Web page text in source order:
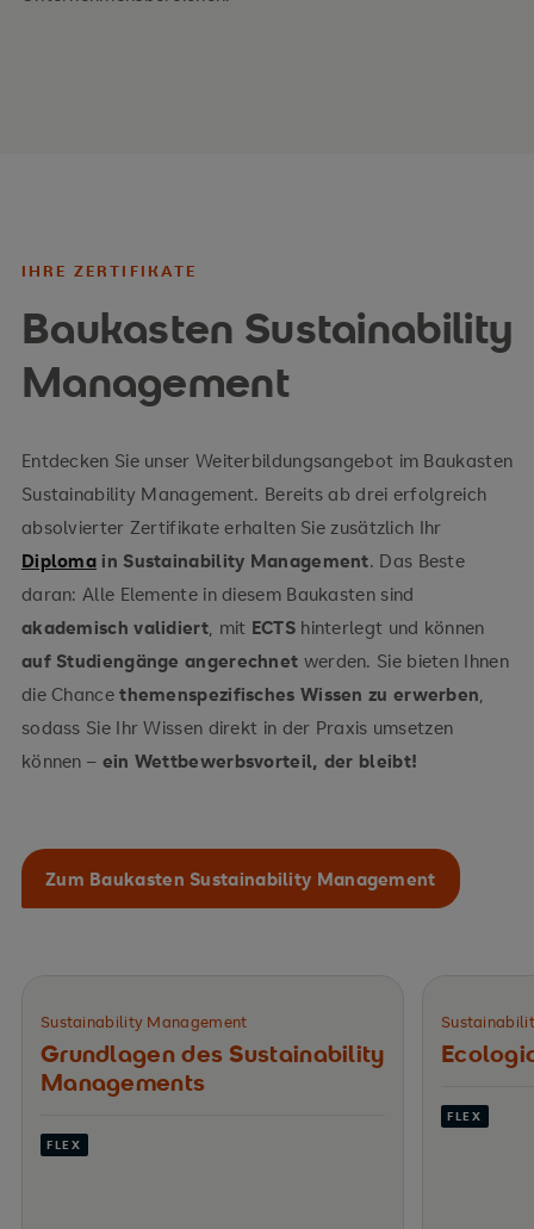
Ihre Vorteile
CSR/ESG
Operative Umsetzung
Branchen- und Unternehmensbeispiele
IHRE ZERTIFIKATE
Baukasten Sustainability
Management
Entdecken Sie unser Weiterbildungsangebot im Baukasten
Sustainability Management. Bereits ab drei erfolgreich
absolvierter Zertifikate erhalten Sie zusätzlich Ihr
Diploma in Sustainability Management. Das Beste
daran: Alle Elemente in diesem Baukasten sind
akademisch validiert, mit ECTS hinterlegt und können
auf Studiengänge angerechnet werden. Sie bieten Ihnen
die Chancethemenspezifisches Wissen zu erwerben,
sodass Sie Ihr Wissen direkt in der Praxis umsetzen
können – ein Wettbewerbsvorteil, der bleibt!
Zum Baukasten Sustainability Management
Sustainability Management
Grundlagen des ­Sustainability
Managements
FLEX
FLEX